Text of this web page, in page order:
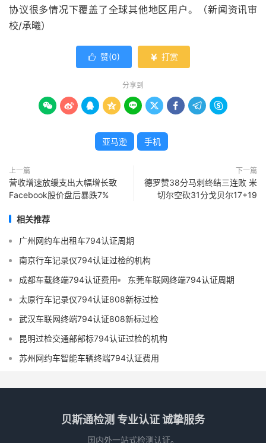
协议很多情况下覆盖了全球其他地区用户。（新闻资讯审
校/承曦）
 赞(0)  打赏
分享到
        
亚马逊 手机
上一篇
营收增速放缓支出大幅增长致
Facebook股价盘后暴跌7%
下一篇
德罗赞38分马刺终结三连败 米
切尔空砍31分戈贝尔17+19
相关推荐
广州网约车出租车794认证周期
南京行车记录仪794认证过检的机构
成都车载终端794认证费用
东莞车联网终端794认证周期
太原行车记录仪794认证808新标过检
武汉车联网终端794认证808新标过检
昆明过检交通部部标794认证过检的机构
苏州网约车智能车辆终端794认证费用
贝斯通检测 专业认证 诚挚服务
国内外一站式检测认证。